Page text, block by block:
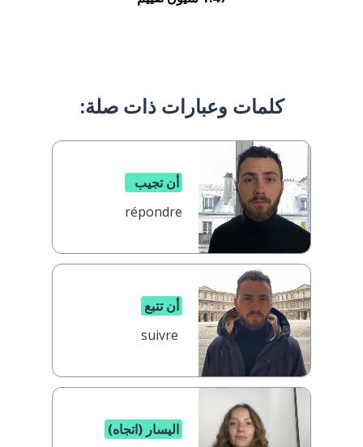
كلمات وعبارات ذات صلة:
أن تجيب
répondre
أن تتبع
suivre
اليسار (اتجاه)